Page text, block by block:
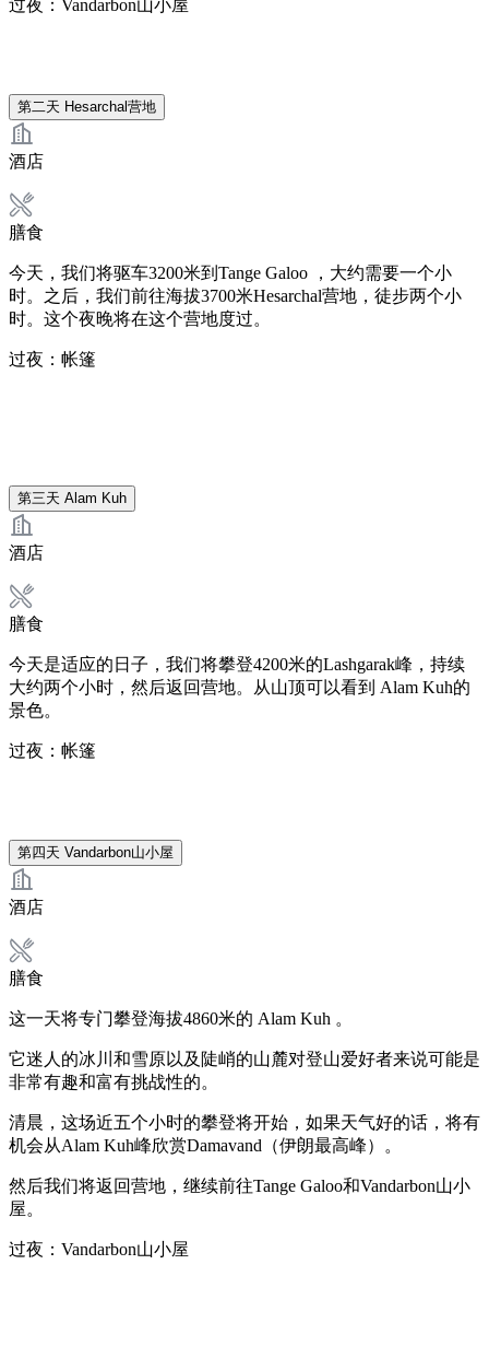
过夜：Vandarbon山小屋
第二天 Hesarchal营地
酒店
膳食
今天，我们将驱车3200米到Tange Galoo ，大约需要一个小
时。之后，我们前往海拔3700米Hesarchal营地，徒步两个小
时。这个夜晚将在这个营地度过。
过夜：帐篷
第三天 Alam Kuh
酒店
膳食
今天是适应的日子，我们将攀登4200米的Lashgarak峰，持续
大约两个小时，然后返回营地。从山顶可以看到 Alam Kuh的
景色。
过夜：帐篷
第四天 Vandarbon山小屋
酒店
膳食
这一天将专门攀登海拔4860米的 Alam Kuh 。
它迷人的冰川和雪原以及陡峭的山麓对登山爱好者来说可能是
非常有趣和富有挑战性的。
清晨，这场近五个小时的攀登将开始，如果天气好的话，将有
机会从Alam Kuh峰欣赏Damavand（伊朗最高峰）。
然后我们将返回营地，继续前往Tange Galoo和Vandarbon山小
屋。
过夜：Vandarbon山小屋